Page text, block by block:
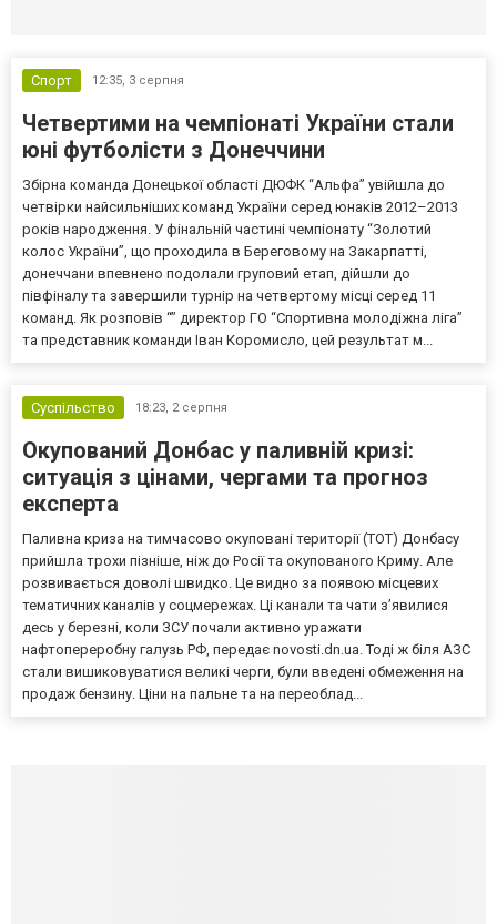
Спорт 12:35, 3 серпня
Четвертими на чемпіонаті України стали
юні футболісти з Донеччини
Збірна команда Донецької області ДЮФК “Альфа” увійшла до
четвірки найсильніших команд України серед юнаків 2012–2013
років народження. У фінальній частині чемпіонату “Золотий
колос України”, що проходила в Береговому на Закарпатті,
донеччани впевнено подолали груповий етап, дійшли до
півфіналу та завершили турнір на четвертому місці серед 11
команд. Як розповів “” директор ГО “Спортивна молодіжна ліга”
та представник команди Іван Коромисло, цей результат м...
Суспільство 18:23, 2 серпня
Окупований Донбас у паливній кризі:
ситуація з цінами, чергами та прогноз
експерта
Паливна криза на тимчасово окуповані території (ТОТ) Донбасу
прийшла трохи пізніше, ніж до Росії та окупованого Криму. Але
розвивається доволі швидко. Це видно за появою місцевих
тематичних каналів у соцмережах. Ці канали та чати з’явилися
десь у березні, коли ЗСУ почали активно уражати
нафтопереробну галузь РФ, передає novosti.dn.ua. Тоді ж біля АЗС
стали вишиковуватися великі черги, були введені обмеження на
продаж бензину. Ціни на пальне та на переоблад...